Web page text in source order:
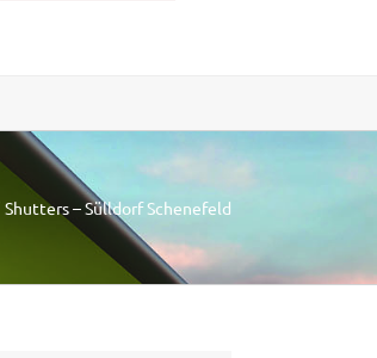
Shutters – Sülldorf Schenefeld